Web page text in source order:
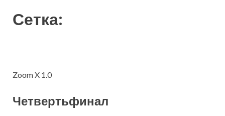
Сетка:
Zoom X 1.0
Четвертьфинал